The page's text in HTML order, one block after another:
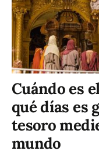
Cuándo es
qué días es
tesoro
mundo